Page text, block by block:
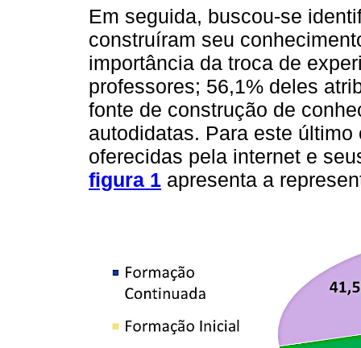
Em seguida, buscou-se
construíram seu
importância da troca de
professores; 56,1% deles
fonte de construção de
autodidatas. Para este
oferecidas pela internet e
figura 1 apresenta a